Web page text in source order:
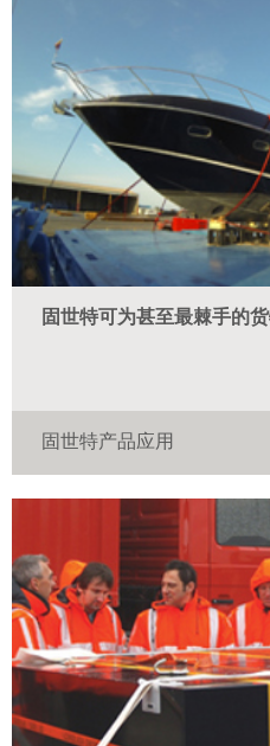
固世特可为甚至最棘手的
固世特产品应用